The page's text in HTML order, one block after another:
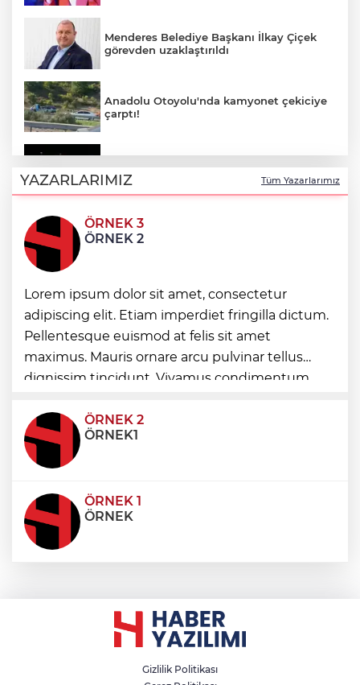
Menderes Belediye Başkanı İlkay Çiçek
görevden uzaklaştırıldı
Anadolu Otoyolu'nda kamyonet çekiciye
çarptı!
Ganita Akşamları’nda büyük coşku
Akustik sahne yaz akşamlarına ritim
katıyor
Kırsal yollara neşter
Denizli'de 160 milyon TL’lik alt ve üstyapı
yatırımı
YAZARLARIMIZ Tüm Yazarlarımız
ÖRNEK 3
ÖRNEK 2
Lorem ipsum dolor sit amet, consectetur
adipiscing elit. Etiam imperdiet fringilla dictum.
Pellentesque euismod at felis sit amet
maximus. Mauris ornare arcu pulvinar tellus
dignissim tincidunt. Vivamus condimentum
condimentum eros et, faucibus sapien. Praese
ÖRNEK 2
ÖRNEK1
ÖRNEK 1
ÖRNEK
Gizlilik Politikası